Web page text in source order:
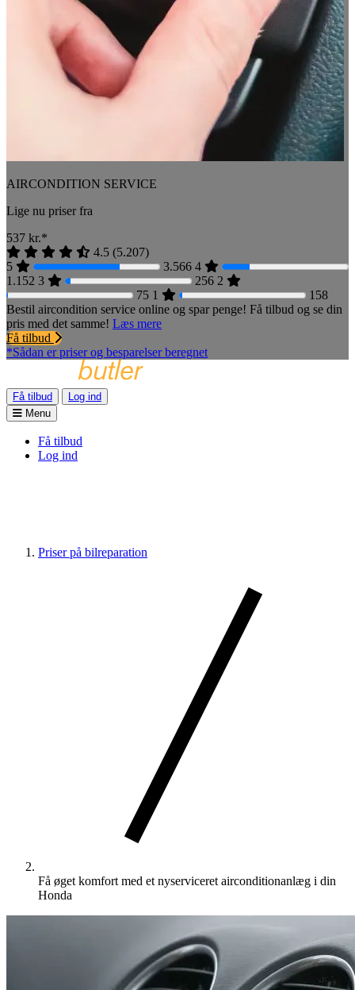
AIRCONDITION SERVICE
Lige nu priser fra
537 kr.*
4.5 (5.207)
5
3.566 4
1.152 3 256 2
75 1
158
Bestil aircondition service online og spar penge! Få tilbud og se din
pris med det samme! Læs mere
Få tilbud
*Sådan er priser og besparelser beregnet
Få tilbud
Log ind
Menu
Få tilbud
Log ind
Priser på bilreparation
Få øget komfort med et nyserviceret airconditionanlæg i din
Honda